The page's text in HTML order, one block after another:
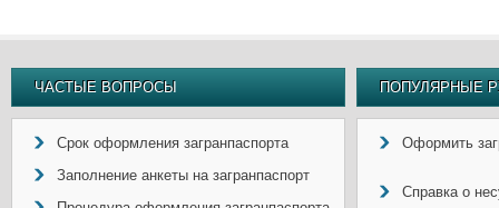
ЧАСТЫЕ ВОПРОСЫ
Срок оформления загранпаспорта
Заполнение анкеты на загранпаспорт
ПОПУЛЯРНЫЕ
Оформить
Справка о